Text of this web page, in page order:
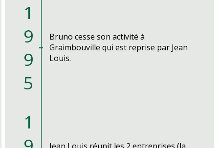
1
9
9
5
Bruno cesse son activité à
Graimbouville qui est reprise par Jean
Louis.
1